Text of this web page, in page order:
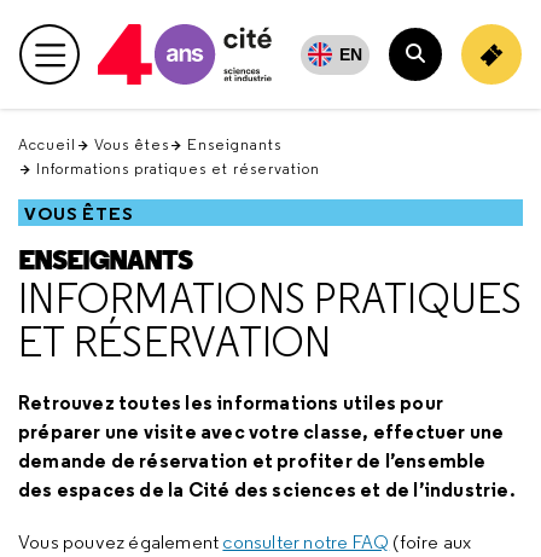
en
haut Menu principal EN
Rechercher
Accueil Vous êtes
Enseignants
Informations pratiques et réservation
VOUS ÊTES
ENSEIGNANTS
INFORMATIONS PRATIQUES
ET RÉSERVATION
Retrouvez toutes les informations utiles pour
préparer une visite avec votre classe, effectuer une
demande de réservation et profiter de l’ensemble
des espaces de la Cité des sciences et de l’industrie.
Vous pouvez également consulter notre FAQ (foire aux